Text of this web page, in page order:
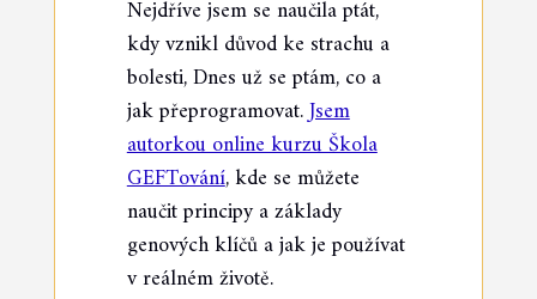
Nejdříve jsem se naučila ptát,
kdy vznikl důvod ke strachu a
bolesti, Dnes už se ptám, co a
jak přeprogramovat.Jsem
autorkou online kurzu Škola
GEFTování, kde se můžete
naučit principy a základy
genových klíčů a jak je používat
v reálném životě.